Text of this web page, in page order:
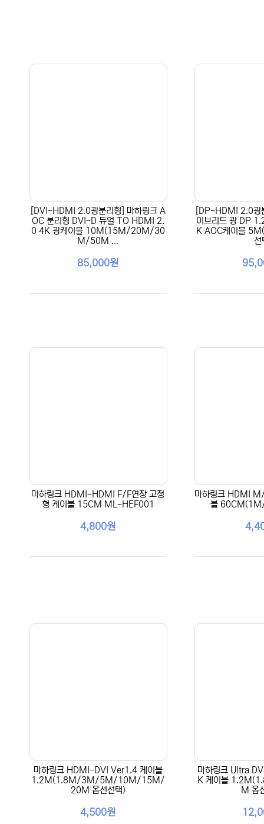
[DVI-HDMI 2.0광분리형] 마하링크 A
OC 분리형 DVI-D 듀얼 TO HDMI 2.
0 4K 광케이블 10M(15M/20M/30
M/50M ...
85,000원
[DP-HDMI 2.0광
이브리드 광 DP
K AOC케이블
선
마하링크 HDMI-HDMI F/F연장 고정
형 케이블 15CM ML-HEF001
4,800원
마하링크 HDMI
블
마하링크 HDMI-DVI Ver1.4 케이블
1.2M(1.8M/3M/5M/10M/15M/
20M 옵션선택)
4,500원
마하링크 Ultra
K 케이블
M 옵